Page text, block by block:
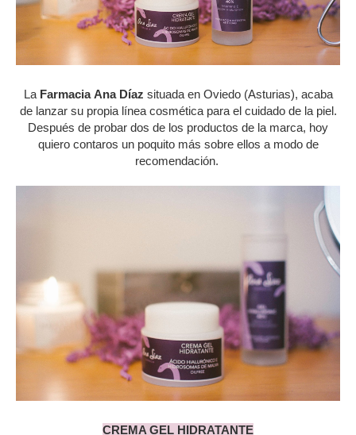
La Farmacia Ana Díaz situada en Oviedo (Asturias), acaba
de lanzar su propia línea cosmética para el cuidado de la piel.
Después de probar dos de los productos de la marca, hoy
quiero contaros un poquito más sobre ellos a modo de
recomendación.
CREMA GEL HIDRATANTE